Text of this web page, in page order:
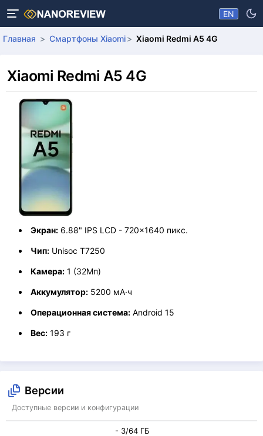
EN
Главная Смартфоны Xiaomi Xiaomi Redmi A5 4G
Xiaomi Redmi A5 4G
Экран: 6.88" IPS LCD - 720x1640 пикс.
Чип: Unisoc T7250
Камера: 1 (32Мп)
Аккумулятор: 5200 мА·ч
Операционная система: Android 15
Вес: 193 г
Версии
Доступные версии и конфигурации
- 3/64 ГБ